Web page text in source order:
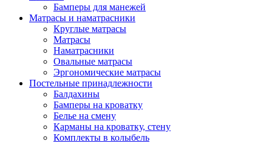
Бамперы для манежей
Матрасы и наматрасники
Круглые матрасы
Матрасы
Наматрасники
Овальные матрасы
Эргономические матрасы
Постельные принадлежности
Балдахины
Бамперы на кроватку
Белье на смену
Карманы на кроватку, стену
Комплекты в колыбель